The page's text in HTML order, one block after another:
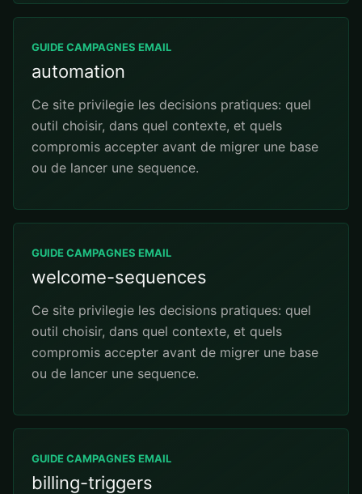
GUIDE CAMPAGNES EMAIL
automation
Ce site privilegie les decisions pratiques: quel
outil choisir, dans quel contexte, et quels
compromis accepter avant de migrer une base
ou de lancer une sequence.
GUIDE CAMPAGNES EMAIL
welcome-sequences
Ce site privilegie les decisions pratiques: quel
outil choisir, dans quel contexte, et quels
compromis accepter avant de migrer une base
ou de lancer une sequence.
GUIDE CAMPAGNES EMAIL
billing-triggers